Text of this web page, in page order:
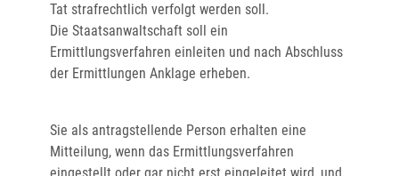
Tat strafrechtlich verfolgt werden soll.
Die Staatsanwaltschaft soll ein
Ermittlungsverfahren einleiten und nach Abschluss
der Ermittlungen Anklage erheben.
Sie als antragstellende Person erhalten eine
Mitteilung, wenn das Ermittlungsverfahren